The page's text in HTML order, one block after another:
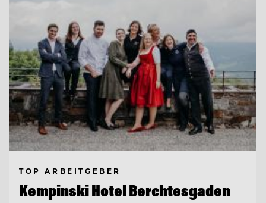
TOP ARBEITGEBER
Kempinski Hotel Berchtesgaden